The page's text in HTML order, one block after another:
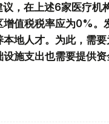
，在上述6家医疗机
值税税率应为0%。
地人才。为此，需
施支出也需要提供资